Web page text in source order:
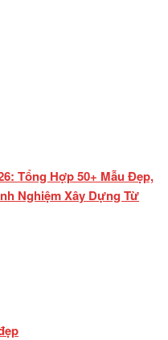
Tổng Hợp 50+ Mẫu Đẹp,
Nghiệm Xây Dựng Từ